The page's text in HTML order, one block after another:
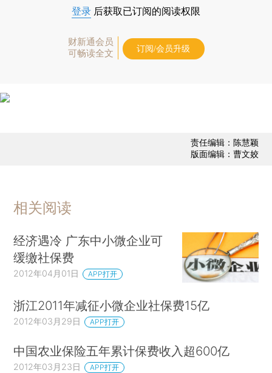
登录 后获取已订阅的阅读权限
财新通会员
可畅读全文
订阅/会员升级
责任编辑：陈慧颖
版面编辑：曹文姣
相关阅读
经济遇冷 广东中小微企业可
缓缴社保费
2012年04月01日 APP打开
浙江2011年减征小微企业社保费15亿
2012年03月29日 APP打开
中国农业保险五年累计保费收入超600亿
2012年03月23日 APP打开